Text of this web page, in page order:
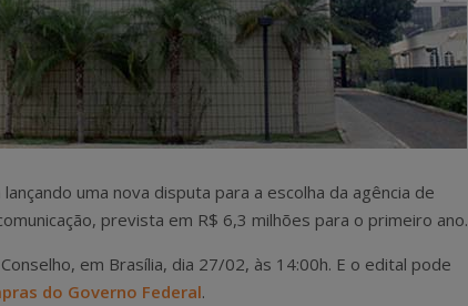
uma nova disputa para a escolha da agência de
prevista em R$ 6,3 milhões para o primeiro ano.
em Brasília, dia 27/02, às 14:00h. E o edital pode
do Governo Federal.